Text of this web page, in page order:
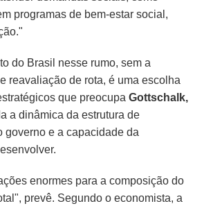
programas de bem-estar social,
do Brasil nesse rumo, sem a
reavaliação de rota, é uma escolha
que preocupaGottschalk,
a dinâmica da estrutura de
governo e a capacidade da
enormes para a composição do
prevê. Segundo o economista, a